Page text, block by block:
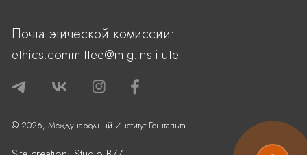
Почта этической комиссии:
ethics.committee@mig.institute
© 2026, Международный Институт Гештальта